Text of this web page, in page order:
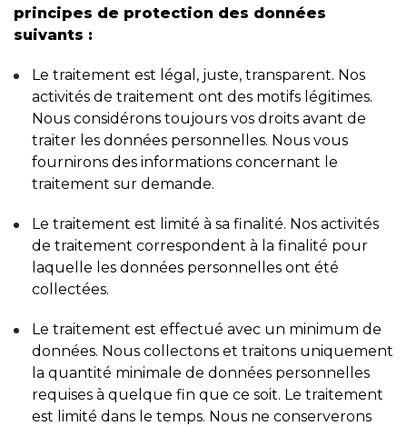
principes de protection des données
suivants :
Le traitement est légal, juste, transparent. Nos
activités de traitement ont des motifs légitimes.
Nous considérons toujours vos droits avant de
traiter les données personnelles. Nous vous
fournirons des informations concernant le
traitement sur demande.
Le traitement est limité à sa finalité. Nos activités
de traitement correspondent à la finalité pour
laquelle les données personnelles ont été
collectées.
Le traitement est effectué avec un minimum de
données. Nous collectons et traitons uniquement
la quantité minimale de données personnelles
requises à quelque fin que ce soit. Le traitement
est limité dans le temps. Nous ne conserverons